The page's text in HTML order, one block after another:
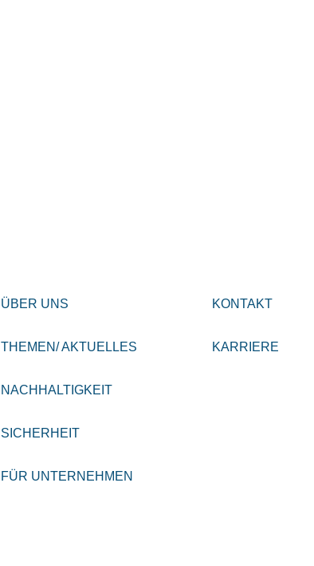
ÜBER UNS
THEMEN/ AKTUELLES
NACHHALTIGKEIT
SICHERHEIT
FÜR UNTERNEHMEN
KONTAKT
KARRIERE